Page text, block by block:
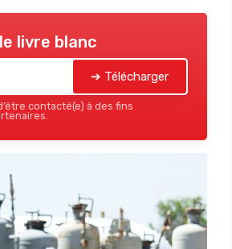
livre blanc
➔ Télécharger
contacté(e) à des fins